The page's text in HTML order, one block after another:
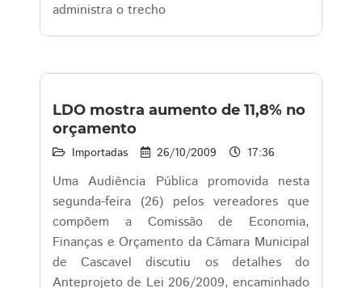
administra o trecho
LDO mostra aumento de 11,8% no
orçamento
Importadas 26/10/2009 17:36
Uma Audiência Pública promovida nesta
segunda-feira (26) pelos vereadores que
compõem a Comissão de Economia,
Finanças e Orçamento da Câmara Municipal
de Cascavel discutiu os detalhes do
Anteprojeto de Lei 206/2009, encaminhado